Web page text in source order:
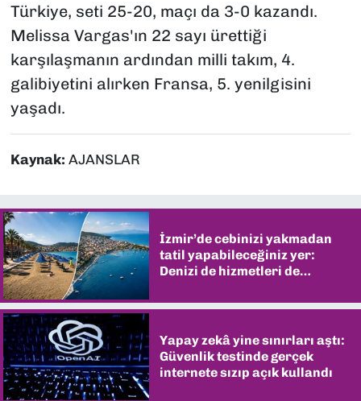
Türkiye, seti 25-20, maçı da 3-0 kazandı.
Melissa Vargas'ın 22 sayı ürettiği
karşılaşmanın ardından milli takım, 4.
galibiyetini alırken Fransa, 5. yenilgisini
yaşadı.
Kaynak: AJANSLAR
İzmir’de cebinizi yakmadan
tatil yapabileceğiniz yer:
Denizi de hizmetleri de
Yapay zekâ yine sınırları aştı:
Güvenlik testinde gerçek
internete sızıp açık kullandı